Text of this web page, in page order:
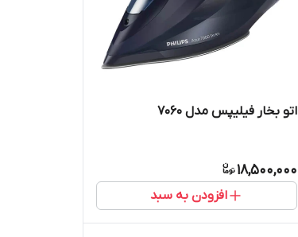
اتو بخار فیلیپس مدل 7060
18,500,000
افزودن به سبد